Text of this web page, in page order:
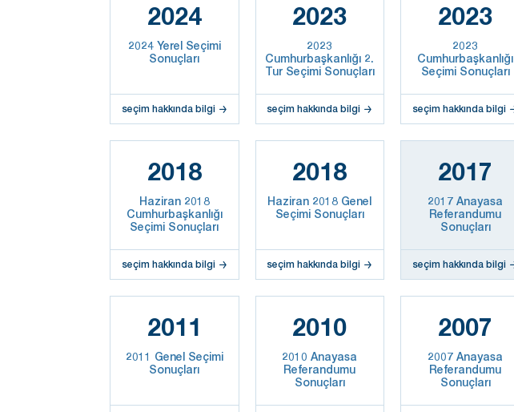
2024
2024 Yerel Seçimi
Sonuçları
seçim hakkında bilgi
2023
2023
Cumhurbaşkanlığı 2.
Tur Seçimi Sonuçları
seçim hakkında bilgi
2023
2023
Cumhurbaşkanlığı
Seçimi Sonuçları
seçim hakkında bilgi
2018
Haziran 2018
Cumhurbaşkanlığı
Seçimi Sonuçları
seçim hakkında bilgi
2018
Haziran 2018 Genel
Seçimi Sonuçları
seçim hakkında bilgi
2017
2017 Anayasa
Referandumu
Sonuçları
seçim hakkında bilgi
2011
2011 Genel Seçimi
Sonuçları
2010
2010 Anayasa
Referandumu
Sonuçları
2007
2007 Anayasa
Referandumu
Sonuçları